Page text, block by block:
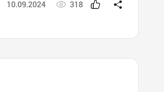
10.09.2024 318